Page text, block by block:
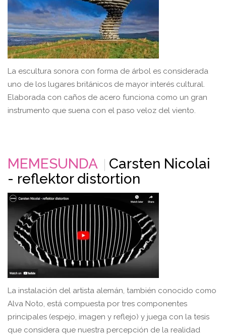
La escultura sonora con forma de árbol es considerada
uno de los lugares británicos de mayor interés cultural.
Elaborada con caños de acero funciona como un gran
instrumento que suena con el paso veloz del viento.
MEMESUNDA
Carsten Nicolai
- reflektor distortion
La instalación del artista alemán, también conocido como
Alva Noto, está compuesta por tres componentes
principales (espejo, imagen y reflejo) y juega con la tesis
que considera que nuestra percepción de la realidad